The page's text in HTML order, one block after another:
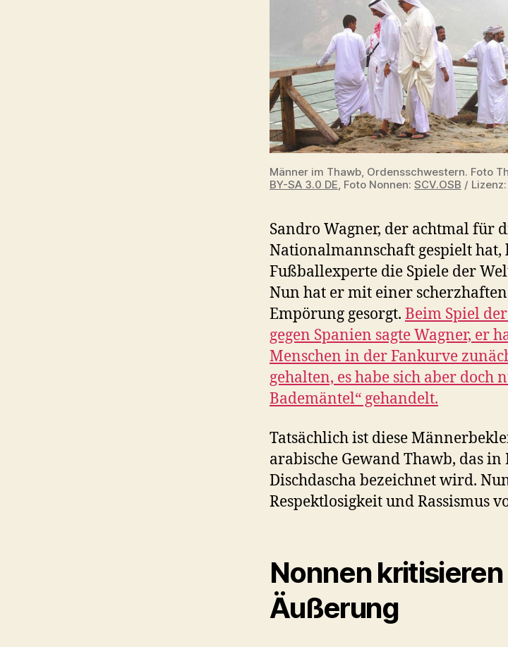
Männer im Thawb, Ordensschwestern. Foto
BY-SA 3.0 DE , Foto Nonnen: SCV.OSB / Lizenz:
Sandro Wagner, der achtmal für
Nationalmannschaft gespielt
Fußballexperte die Spiele der
Nun hat er mit einer
Empörung gesorgt. Beim Spiel
gegen Spanien sagte Wagner, er
Menschen in der Fankurve
gehalten, es habe sich aber doch
Bademäntel“ gehandelt.
Tatsächlich ist diese
arabische Gewand Thawb, das in
Dischdascha bezeichnet wird.
Respektlosigkeit und Rassismus
Nonnen
Äußerung